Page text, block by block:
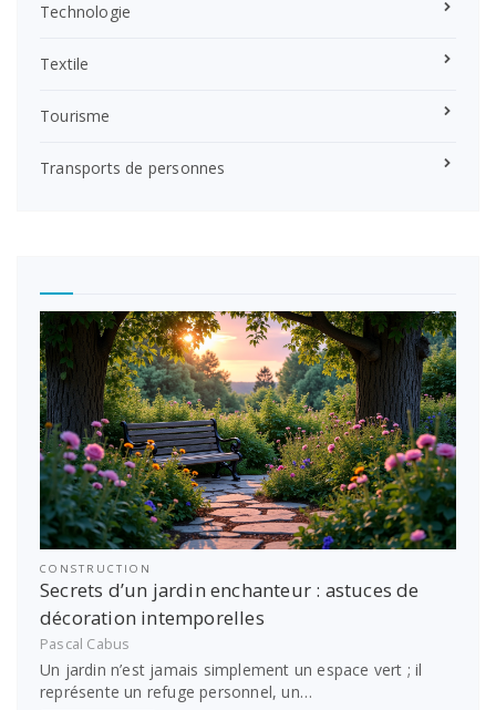
Technologie
Textile
Tourisme
Transports de personnes
CONSTRUCTION
Secrets d’un jardin enchanteur : astuces de
décoration intemporelles
Pascal Cabus
Un jardin n’est jamais simplement un espace vert ; il
représente un refuge personnel, un…